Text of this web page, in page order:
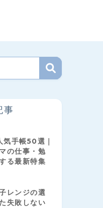
事
手帳50選｜
の仕事・勉
る最新特集
レンジの選
失敗しない